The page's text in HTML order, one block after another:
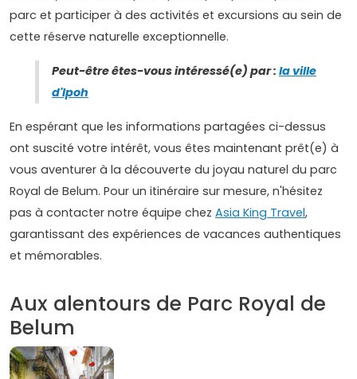
parc et participer à des activités et excursions au sein de
cette réserve naturelle exceptionnelle.
Peut-être êtes-vous intéressé(e) par : la ville
d'Ipoh
En espérant que les informations partagées ci-dessus
ont suscité votre intérêt, vous êtes maintenant prêt(e) à
vous aventurer à la découverte du joyau naturel du parc
Royal de Belum. Pour un itinéraire sur mesure, n'hésitez
pas à contacter notre équipe chez Asia King Travel,
garantissant des expériences de vacances authentiques
et mémorables.
Aux alentours de Parc Royal de
Belum